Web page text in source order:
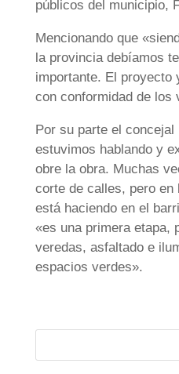
públicos del municipio,
Mencionando que
la provincia debíamos
importante. El proyecto
con conformidad de los
Por su parte el
estuvimos hablando y
obre la obra. Muchas
corte de calles, pero en
está haciendo en el
«es una primera etapa,
veredas, asfaltado e
espacios verdes».